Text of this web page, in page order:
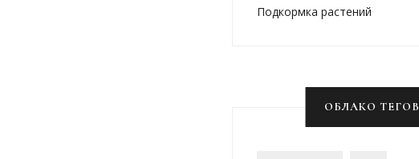
Подкормка растений
ОБЛАКО ТЕГОВ